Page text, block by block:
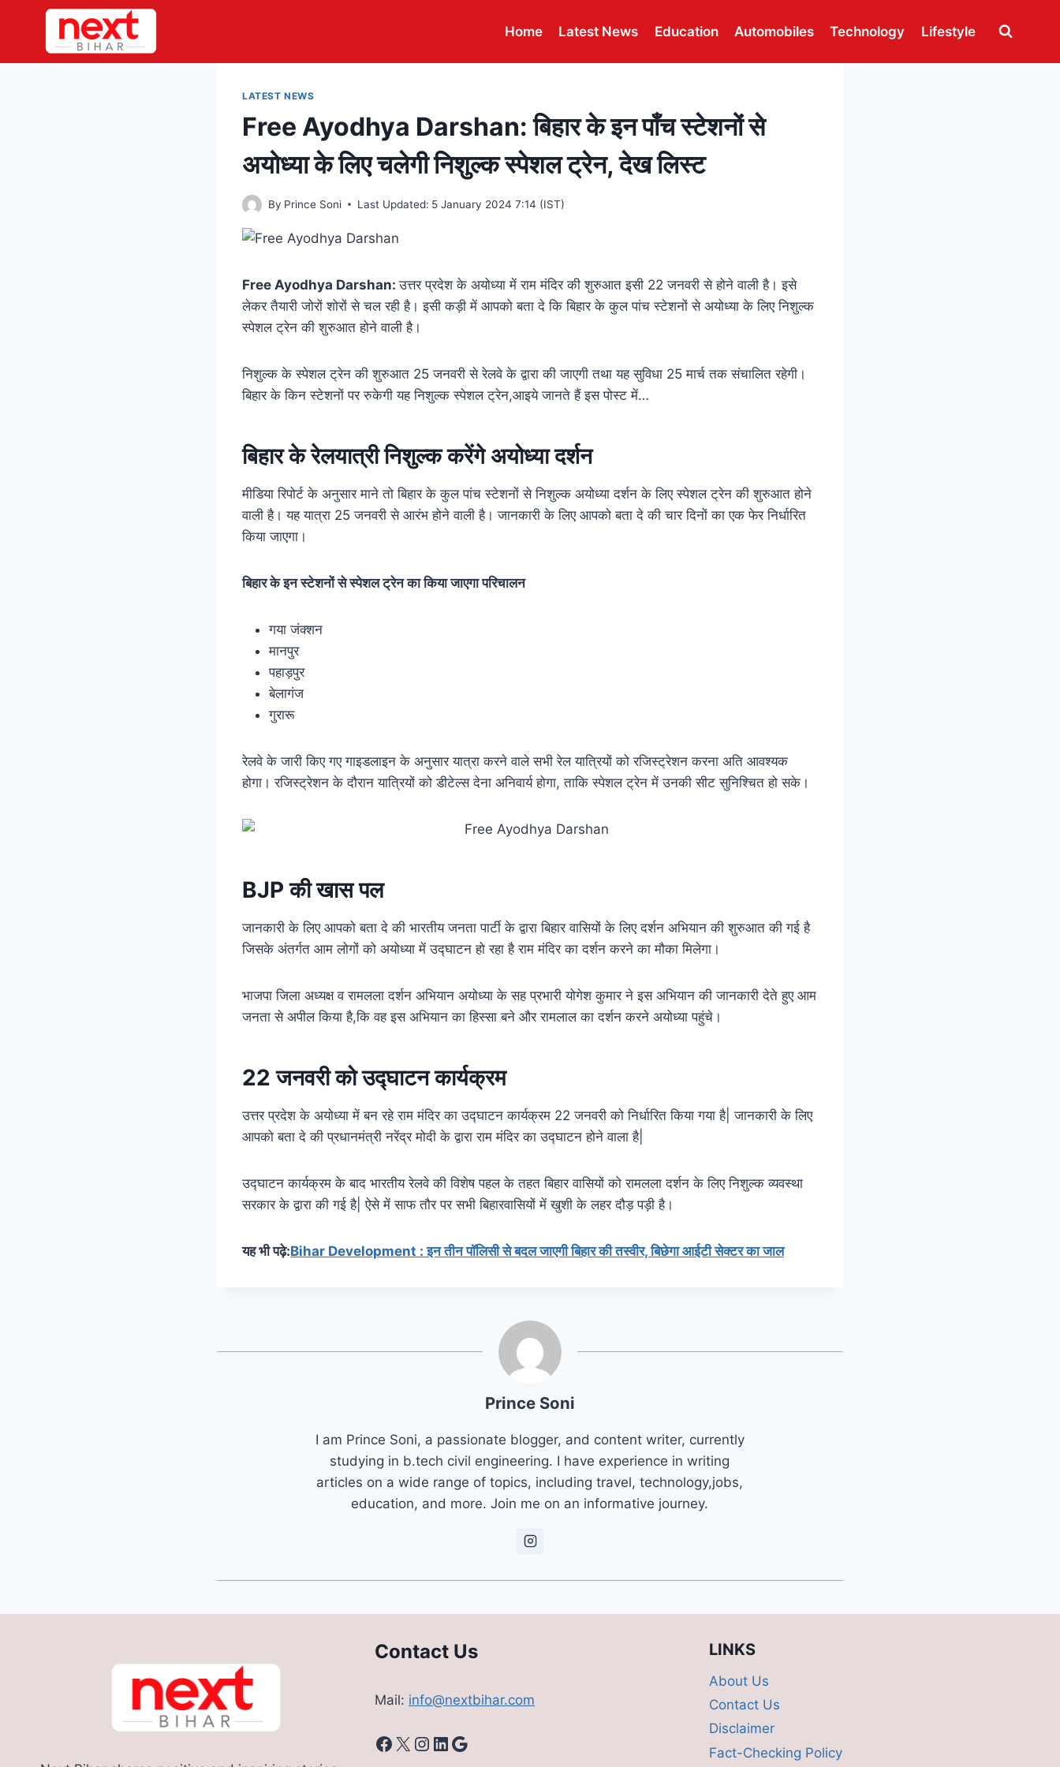
content
Home Latest News Education Automobiles Technology Lifestyle
LATEST NEWS
Free Ayodhya Darshan: बिहार के इन पाँच स्टेशनों से
अयोध्या के लिए चलेगी निशुल्क स्पेशल ट्रेन, देख लिस्ट
By Prince Soni Last Updated: 5 January 2024 7:14 (IST)
Free Ayodhya Darshan:उत्तर प्रदेश के अयोध्या में राम मंदिर की शुरुआत इसी 22 जनवरी से होने वाली है। इसे
लेकर तैयारी जोरों शोरों से चल रही है। इसी कड़ी में आपको बता दे कि बिहार के कुल पांच स्टेशनों से अयोध्या के लिए निशुल्क
स्पेशल ट्रेन की शुरुआत होने वाली है।
निशुल्क के स्पेशल ट्रेन की शुरुआत 25 जनवरी से रेलवे के द्वारा की जाएगी तथा यह सुविधा 25 मार्च तक संचालित रहेगी।
बिहार के किन स्टेशनों पर रुकेगी यह निशुल्क स्पेशल ट्रेन,आइये जानते हैं इस पोस्ट में…
बिहार के रेलयात्री निशुल्क करेंगे अयोध्या दर्शन
मीडिया रिपोर्ट के अनुसार माने तो बिहार के कुल पांच स्टेशनों से निशुल्क अयोध्या दर्शन के लिए स्पेशल ट्रेन की शुरुआत होने
वाली है। यह यात्रा 25 जनवरी से आरंभ होने वाली है। जानकारी के लिए आपको बता दे की चार दिनों का एक फेर निर्धारित
किया जाएगा।
बिहार के इन स्टेशनों से स्पेशल ट्रेन का किया जाएगा परिचालन
गया जंक्शन
मानपुर
पहाड़पुर
बेलागंज
गुरारू
रेलवे के जारी किए गए गाइडलाइन के अनुसार यात्रा करने वाले सभी रेल यात्रियों को रजिस्ट्रेशन करना अति आवश्यक
होगा। रजिस्ट्रेशन के दौरान यात्रियों को डीटेल्स देना अनिवार्य होगा, ताकि स्पेशल ट्रेन में उनकी सीट सुनिश्चित हो सके।
BJP की खास पल
जानकारी के लिए आपको बता दे की भारतीय जनता पार्टी के द्वारा बिहार वासियों के लिए दर्शन अभियान की शुरुआत की गई है
जिसके अंतर्गत आम लोगों को अयोध्या में उद्घाटन हो रहा है राम मंदिर का दर्शन करने का मौका मिलेगा।
भाजपा जिला अध्यक्ष व रामलला दर्शन अभियान अयोध्या के सह प्रभारी योगेश कुमार ने इस अभियान की जानकारी देते हुए आम
जनता से अपील किया है,कि वह इस अभियान का हिस्सा बने और रामलाल का दर्शन करने अयोध्या पहुंचे।
22 जनवरी को उद्घाटन कार्यक्रम
उत्तर प्रदेश के अयोध्या में बन रहे राम मंदिर का उद्घाटन कार्यक्रम 22 जनवरी को निर्धारित किया गया है| जानकारी के लिए
आपको बता दे की प्रधानमंत्री नरेंद्र मोदी के द्वारा राम मंदिर का उद्घाटन होने वाला है|
उद्घाटन कार्यक्रम के बाद भारतीय रेलवे की विशेष पहल के तहत बिहार वासियों को रामलला दर्शन के लिए निशुल्क व्यवस्था
सरकार के द्वारा की गई है| ऐसे में साफ तौर पर सभी बिहारवासियों में खुशी के लहर दौड़ पड़ी है।
यह भी पढ़े:Bihar Development : इन तीन पॉलिसी से बदल जाएगी बिहार की तस्वीर, बिछेगा आईटी सेक्टर का जाल
Prince Soni
I am Prince Soni, a passionate blogger, and content writer, currently
studying in b.tech civil engineering. I have experience in writing
articles on a wide range of topics, including travel, technology,jobs,
education, and more. Join me on an informative journey.
Contact Us
Mail: info@nextbihar.com
Facebook
X Instagram
LinkedIn
Google
LINKS
About Us
Contact Us
Disclaimer
Fact-Checking Policy